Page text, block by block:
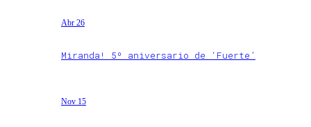
Abr 26
Miranda! 5º aniversario de ‘Fuerte’
Nov 15